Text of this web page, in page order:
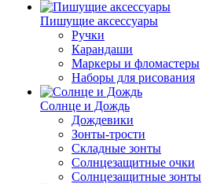
Пишущие аксессуары
Ручки
Карандаши
Маркеры и фломастеры
Наборы для рисования
Солнце и Дождь
Дождевики
Зонты-трости
Складные зонты
Солнцезащитные очки
Солнцезащитные зонты